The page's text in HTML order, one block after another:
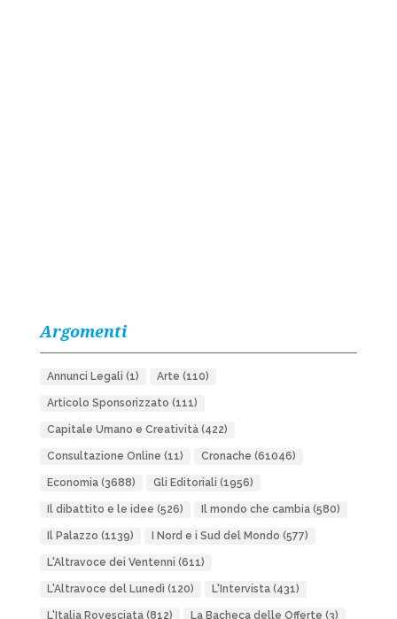
Argomenti
Annunci Legali (1) Arte (110)
Articolo Sponsorizzato (111)
Capitale Umano e Creatività(422)
Consultazione Online (11) Cronache (61046)
Economia(3688) Gli Editoriali (1956)
Il dibattito e le idee (526) Il mondo che cambia(580)
Il Palazzo (1139) I Nord e i Sud del Mondo (577)
L'Altravoce dei Ventenni (611)
L'Altravoce del Lunedì (120) L'Intervista(431)
L'Italia Rovesciata(812) La Bacheca delle Offerte (3)